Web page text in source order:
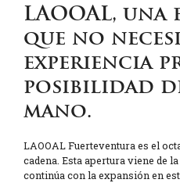
LAOOAL,
que no
experiencia
posibilidad
mano.
LAOOAL Fuerteventura es el
cadena. Esta apertura viene de
continúa con la expansión en